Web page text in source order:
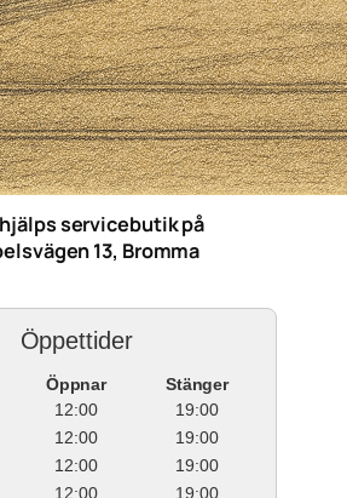
servicebutik på
13, Bromma
Öppettider
Öppnar
Stänger
12:00
19:00
12:00
19:00
12:00
19:00
12:00
19:00